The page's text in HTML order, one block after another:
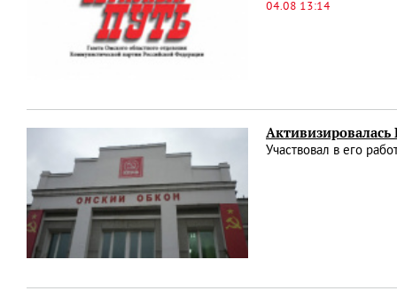
04.08 13:14
Активизировалась
Участвовал в его